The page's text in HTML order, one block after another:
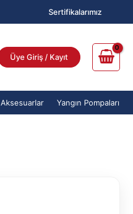
Sertifikalarımız
Üye Giriş / Kayıt
Aksesuarlar Yangın Pompaları